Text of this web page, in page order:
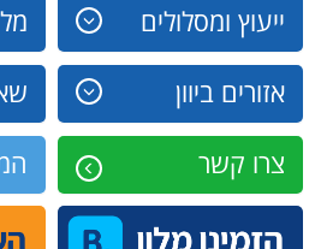
ייעוץ ומסלולים
אזורים ביוון
צרו קשר